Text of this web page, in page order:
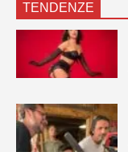
TENDENZE